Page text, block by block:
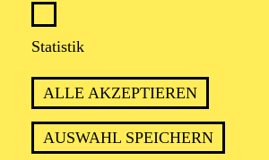
Statistik
ALLE AKZEPTIEREN
AUSWAHL SPEICHERN
Sonntag 11. April 2027
2 Stunden, inkl. Pause